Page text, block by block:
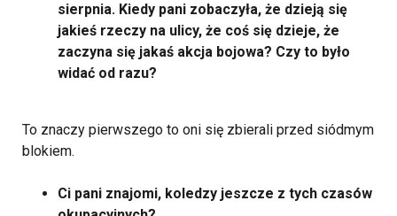
sierpnia. Kiedy pani zobaczyła, że dzieją się
jakieś rzeczy na ulicy, że coś się dzieje, że
zaczyna się jakaś akcja bojowa? Czy to było
widać od razu?
To znaczy pierwszego to oni się zbierali przed siódmym
blokiem.
Ci pani znajomi, koledzy jeszcze z tych czasów